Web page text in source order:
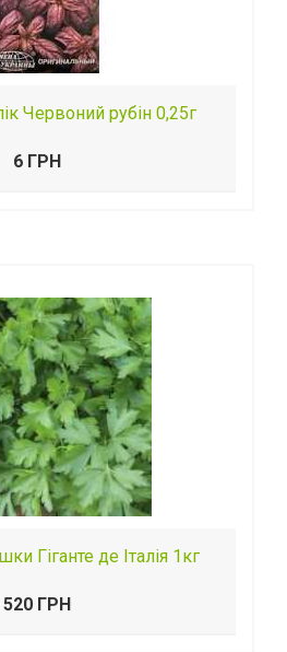
Червоний рубін 0,25г
6 ГРН
Гіганте де Італія 1кг
520 ГРН